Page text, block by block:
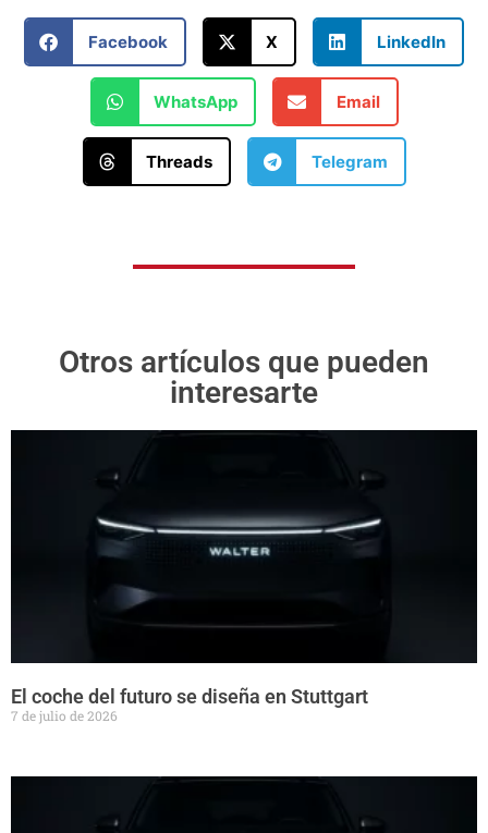
Facebook X LinkedIn
WhatsApp Email
Threads Telegram
Otros artículos que pueden
interesarte
El coche del futuro se diseña en Stuttgart
7 de julio de 2026